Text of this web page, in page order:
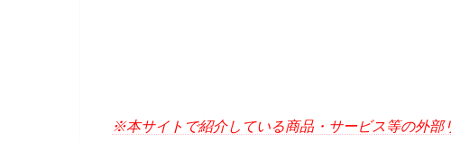
※本サイトで紹介している商品・サービス等の外